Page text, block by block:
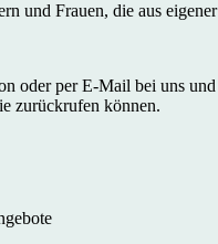
und Frauen, die aus
oder per E-Mail bei uns
zurückrufen können.